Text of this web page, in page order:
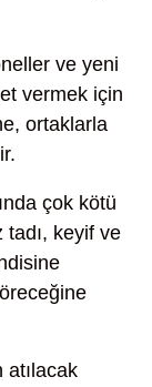
ve yeni
vermek için
ortaklarla
çok kötü
tadı, keyif ve
atılacak